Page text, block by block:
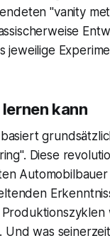
"vanity
kann
Diese
was